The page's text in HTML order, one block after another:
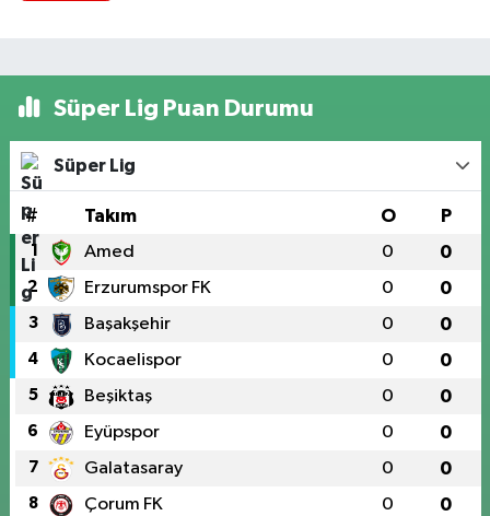
Süper Lig Puan Durumu
Süper Lig
# Takım O P
1 Amed 0 0
2 Erzurumspor FK 0 0
3 Başakşehir 0 0
4 Kocaelispor 0 0
5 Beşiktaş 0 0
6 Eyüpspor 0 0
7 Galatasaray 0 0
8 Çorum FK 0 0